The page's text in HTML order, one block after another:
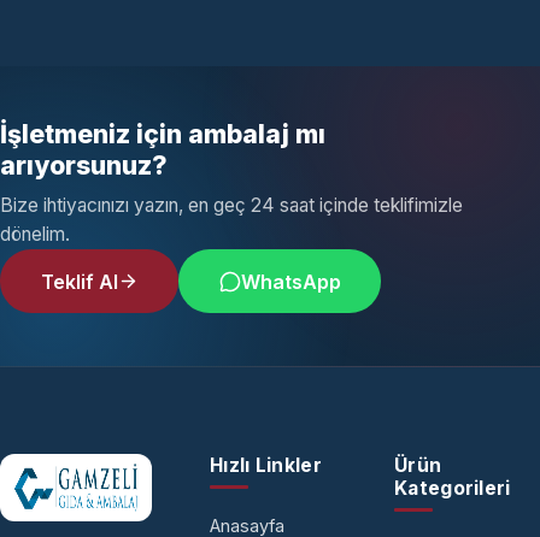
İşletmeniz için ambalaj mı
arıyorsunuz?
Bize ihtiyacınızı yazın, en geç 24 saat içinde teklifimizle
dönelim.
Teklif Al WhatsApp
Hızlı Linkler
Anasayfa
Ürün
Kategorileri